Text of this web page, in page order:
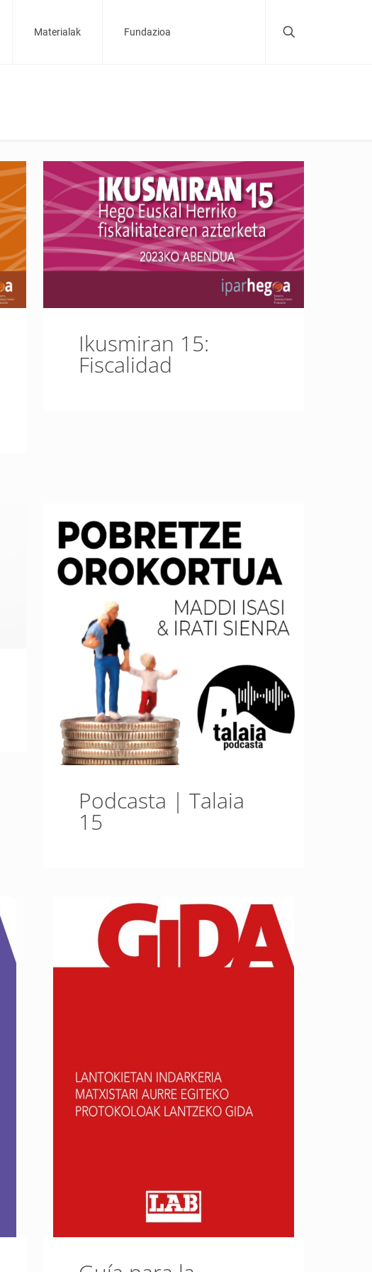
Materialak Fundazioa
Ikusmiran 15:
Fiscalidad
Podcasta | Talaia
15